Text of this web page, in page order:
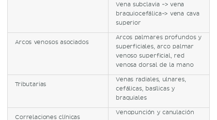
Vena subclavia -> vena
braquiocefálica-> vena cava
superior
Arcos venosos asociados
Arcos palmares profundos y
superficiales, arco palmar
venoso superficial, red
venosa dorsal de la mano
Tributarias
Venas radiales, ulnares,
cefálicas, basílicas y
braquiales
Correlaciones clínicas
Venopunción y canulación